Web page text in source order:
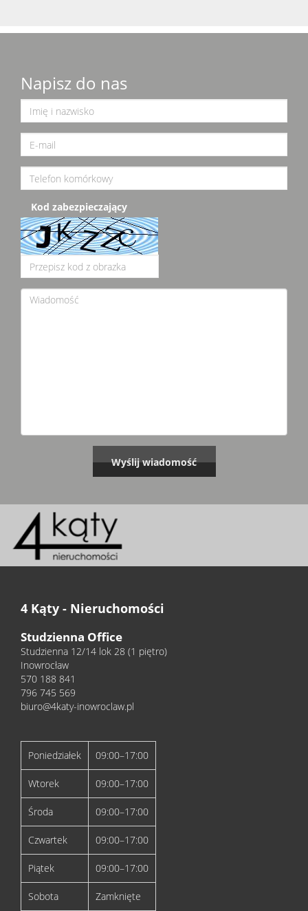
Napisz do nas
Kod zabezpieczający
4 Kąty - Nieruchomości
Studzienna Office
Studzienna 12/14 lok 28 (1 piętro)
Inowrocław
570 188 841
796 745 569
biuro@4katy-inowroclaw.pl
Poniedziałek 09:00–17:00
Wtorek 09:00–17:00
Środa 09:00–17:00
Czwartek 09:00–17:00
Piątek 09:00–17:00
Sobota Zamknięte